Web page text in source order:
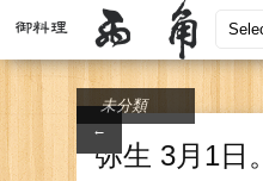
←
未分類
弥生 3月1日。